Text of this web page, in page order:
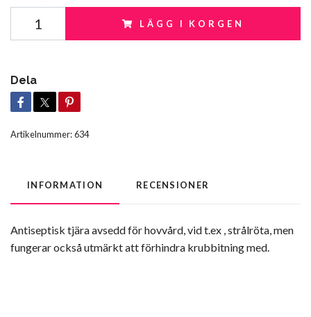
LÄGG I KORGEN
Dela
Artikelnummer:634
INFORMATION RECENSIONER
Antiseptisk tjära avsedd för hovvård, vid t.ex , strålröta, men
fungerar också utmärkt att förhindra krubbitning med.